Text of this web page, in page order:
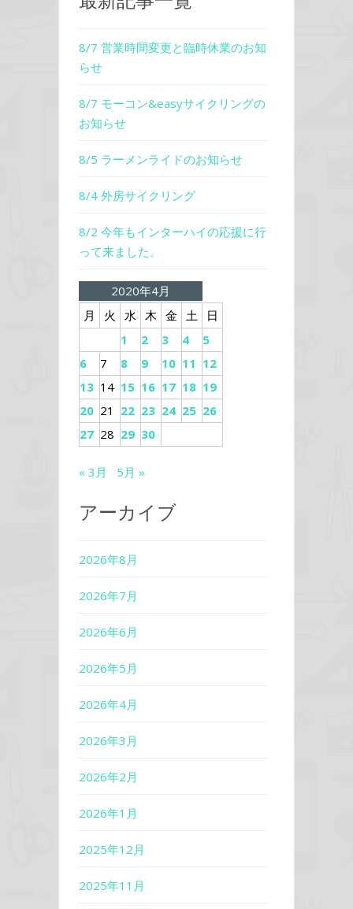
8/7 営業時間変更と臨時休業のお知
らせ
8/7 モーコン&easyサイクリングの
お知らせ
8/5 ラーメンライドのお知らせ
8/4 外房サイクリング
8/2 今年もインターハイの応援に行
って来ました。
2020年4月
月
火 水 木 金 土
日
1
2 3 4
5
6
7 8 9 10 11 12
13 14 15 16 17 18 19
20 21 22 23 24 25 26
27 28 29 30
« 3月 5月 »
アーカイブ
2026年8月
2026年7月
2026年6月
2026年5月
2026年4月
2026年3月
2026年2月
2026年1月
2025年12月
2025年11月